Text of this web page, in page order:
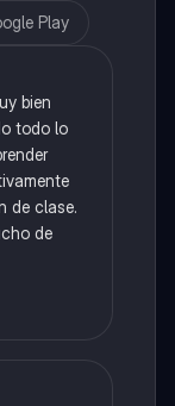
Play
bien
todo lo
de clase.
de